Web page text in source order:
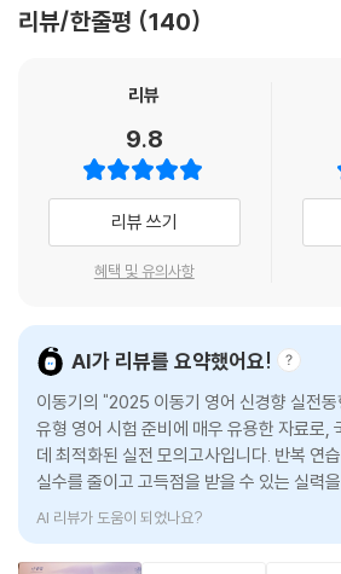
1. 출제기조 전환에 따른 신경향 문제를 100%
여 새로운 출제 경향에 맞는 문제들로 구성하
의 크기, 서체 등을 완벽 구현하여 실제로 시험
니다.
2. 철저한 문제 풀이와 오답 분석, 그리고 실전
정답의 근거와 오답의 함정까지 알려주는 상
하게 이해할 수 있도록 하였습니다. 또한, 8회
카드 8장을 수록하여 실전과 같이 OMR 카드
리뷰/한줄평 140
리뷰
9.8
리뷰 쓰기
혜택 및 유의사항
AI가 리뷰를 요약했어요!
이동기의 "2025 이동기 영어 신경향 실전
유형 영어 시험 준비에 매우 유용한 자료로,
데 최적화된 실전 모의고사입니다. 반복 연
실수를 줄이고 고득점을 받을 수 있는 실력
2025년도 시험 대
AI 리뷰가 도움이 되었나요?